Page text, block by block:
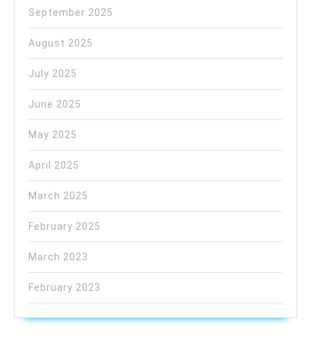
September 2025
August 2025
July 2025
June 2025
May 2025
April 2025
March 2025
February 2025
March 2023
February 2023